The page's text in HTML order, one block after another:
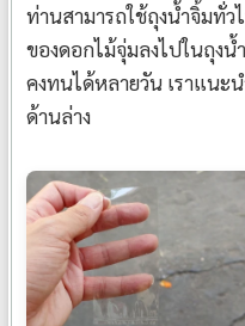
ท่านสามารถใช้ถุงน้ำจิ้มทั่
ของดอกไม้จุ่มลงไปในถุงน้
คงทนได้หลายวัน เราแนะ
ด้านล่าง